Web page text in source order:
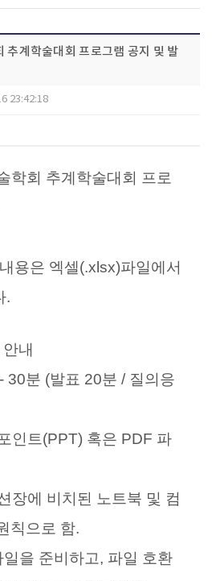
계학술대회 프로그램 공지 및 발
23:42:18
학회 추계학술대회 프로
용은 엑셀(.xlsx)파일에서
.
내
30분 (발표 20분 / 질의응
인트(PPT) 혹은 PDF 파
장에 비치된 노트북 및 컴
칙으로 함.
을 준비하고, 파일 호환